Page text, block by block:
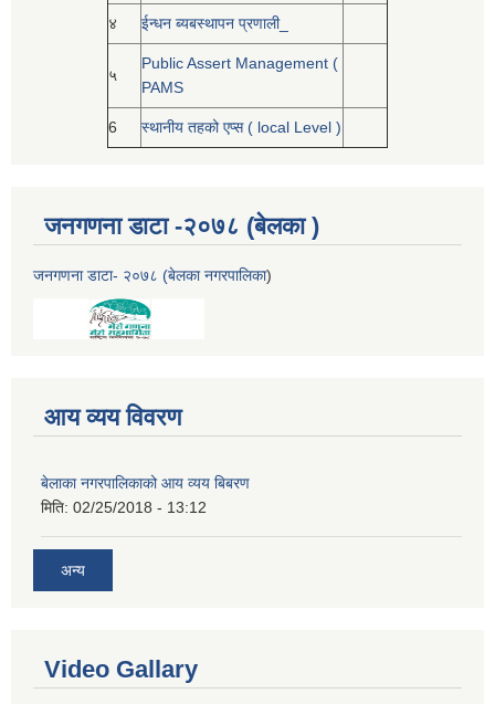
४ ईन्धन ब्यबस्थापन प्रणाली_
५
Public Assert Management (
PAMS
6 स्थानीय तहको एप्स ( local Level )
जनगणना डाटा -२०७८ (बेलका )
जनगणना डाटा- २०७८ (बेलका नगरपालिका)
आय व्यय विवरण
बेलाका नगरपालिकाको आय व्यय बिबरण
मिति: 02/25/2018 - 13:12
अन्य
Video Gallary